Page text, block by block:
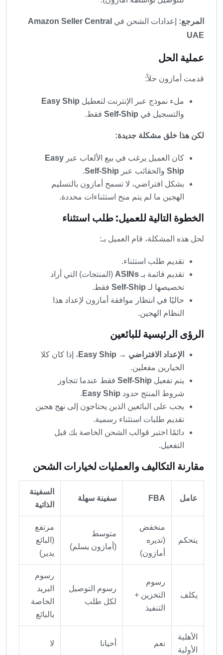
المرجع: إعدادات الشحن في Amazon Seller Central
UAE
عملية الحل
قدمت أمازون حلاً:
ملء نموذج عبر الإنترنت لتعطيل Easy Ship
والتسجيل في Self-Ship فقط.
لكن هذا خلق مشكلة جديدة:
كان العميل يرغب في بيع الألعاب عبر Easy
Ship والحقائب عبر Self-Ship
.
بشكل افتراضي، لا تسمح أمازون بالتسليم
الهجين ما لم يتم منح استثناءات محددة.
الخطوة التالية للعميل: طلب استثناء
لحل هذه المشكلة، قام العميل بـ:
تقديم طلب استثناء.
تقديم قائمة بـ ASINs (المنتجات) التي أراد
تخصيصها لـ Self-Ship فقط.
حاليًا في انتظار موافقة أمازون لإعداد هذا
النظام الهجين.
الرؤى الرئيسية للبائعين
الإعداد الافتراضي → Easy Ship
، إذا كان كلا
الخيارين مفعلين.
يتم تفعيل Self-Ship فقط عندما تتجاوز
شروط المنتج حدود Easy Ship
.
يجب على البائعين الذين يحتاجون إلى نهج هجين
تقديم طلبات استثناء رسمية.
دائمًا اختبر قوالب الشحن الخاصة بك قبل
التفعيل.
مقارنة التكاليف والعمليات لخيارات الشحن
عامل FBA سفينة سهلة
السفينة
الذاتية
يتحكم
منخفض
(تديره
أمازون)
متوسط ​​
(أمازون يسلم)
مرتفع
(البائع
يدير)
يكلف
رسوم
التخزين +
التنفيذ
رسوم التوصيل
لكل طلب
رسوم
البريد
الخاصة
بالبائع
الأهلية
الأولية
نعم أحيانا لا